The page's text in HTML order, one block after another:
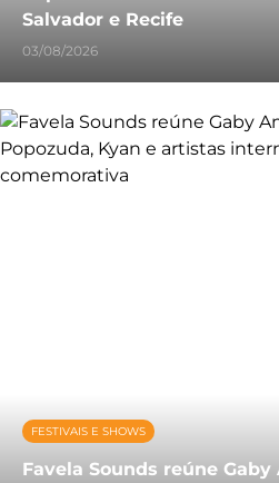
Salvador e Recife
03/08/2026
FESTIVAIS E SHOWS
Favela Sounds reúne